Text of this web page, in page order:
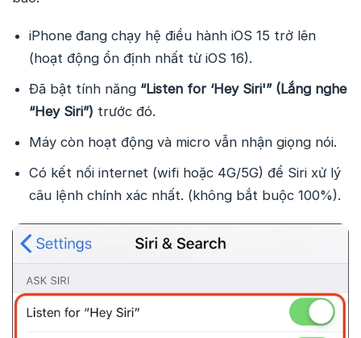
iPhone đang chạy hệ điều hành iOS 15 trở lên
(hoạt động ổn định nhất từ iOS 16).
Đã bật tính năng “Listen for ‘Hey Siri'” (Lắng nghe
“Hey Siri”) trước đó.
Máy còn hoạt động và micro vẫn nhận giọng nói.
Có kết nối internet (wifi hoặc 4G/5G) để Siri xử lý
câu lệnh chính xác nhất. (không bắt buộc 100%).